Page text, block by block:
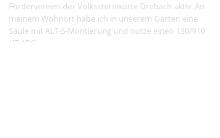
Fördervereins der Volkssternwarte Drebach aktiv. An
meinem Wohnort habe ich in unserem Garten eine
Säule mit ALT-5-Montierung und nutze einen 130/910
f/7 APO.